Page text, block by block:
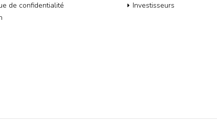
de confidentialité
Investisseurs